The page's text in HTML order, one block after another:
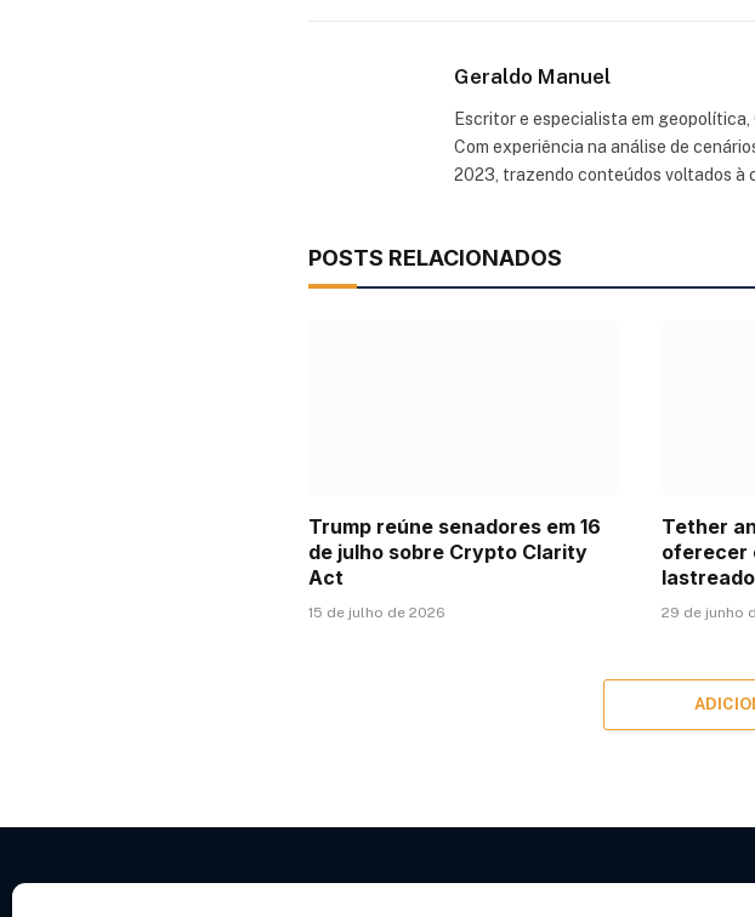
Geraldo Manuel
Escritor e especialista em
Com experiência na análise de
2023, trazendo conteúdos voltados à
POSTS RELACIONADOS
Trump reúne senadores em 16
de julho sobre Crypto Clarity
Act
15 de julho de 2026
Tether
oferecer
29 de junho